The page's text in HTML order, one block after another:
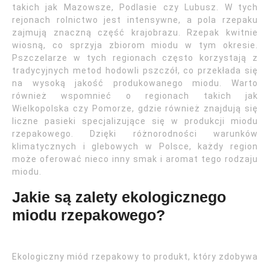
takich jak Mazowsze, Podlasie czy Lubusz. W tych
rejonach rolnictwo jest intensywne, a pola rzepaku
zajmują znaczną część krajobrazu. Rzepak kwitnie
wiosną, co sprzyja zbiorom miodu w tym okresie.
Pszczelarze w tych regionach często korzystają z
tradycyjnych metod hodowli pszczół, co przekłada się
na wysoką jakość produkowanego miodu. Warto
również wspomnieć o regionach takich jak
Wielkopolska czy Pomorze, gdzie również znajdują się
liczne pasieki specjalizujące się w produkcji miodu
rzepakowego. Dzięki różnorodności warunków
klimatycznych i glebowych w Polsce, każdy region
może oferować nieco inny smak i aromat tego rodzaju
miodu.
Jakie są zalety ekologicznego
miodu rzepakowego?
Ekologiczny miód rzepakowy to produkt, który zdobywa